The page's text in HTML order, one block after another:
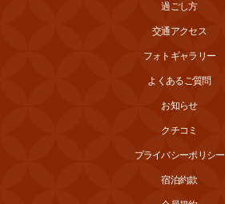
過ごし方
交通アクセス
フォトギャラリー
よくあるご質問
お知らせ
クチコミ
プライバシーポリシー
宿泊約款